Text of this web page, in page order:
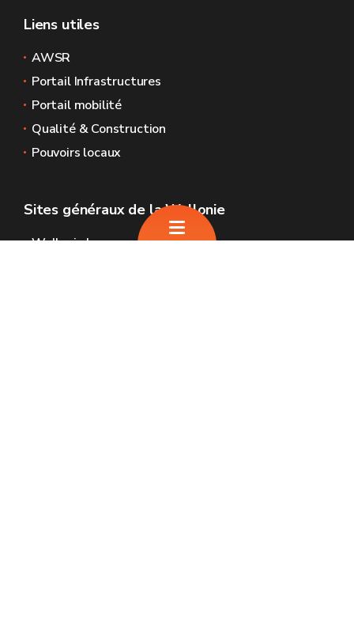
Liens utiles
AWSR
Portail Infrastructures
Portail mobilité
Qualité & Construction
Pouvoirs locaux
Sites généraux de la Wallonie
Wallonie.be